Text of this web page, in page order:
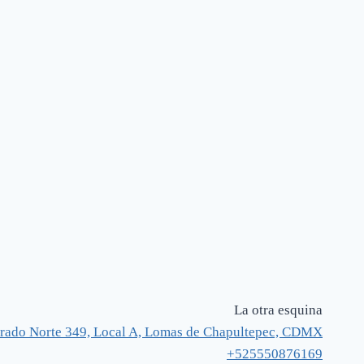
La otra esquina
Norte 349, Local A, Lomas de Chapultepec, CDMX
+525550876169